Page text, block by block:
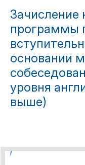
Зачисление
программы
основании
уровня
выше)